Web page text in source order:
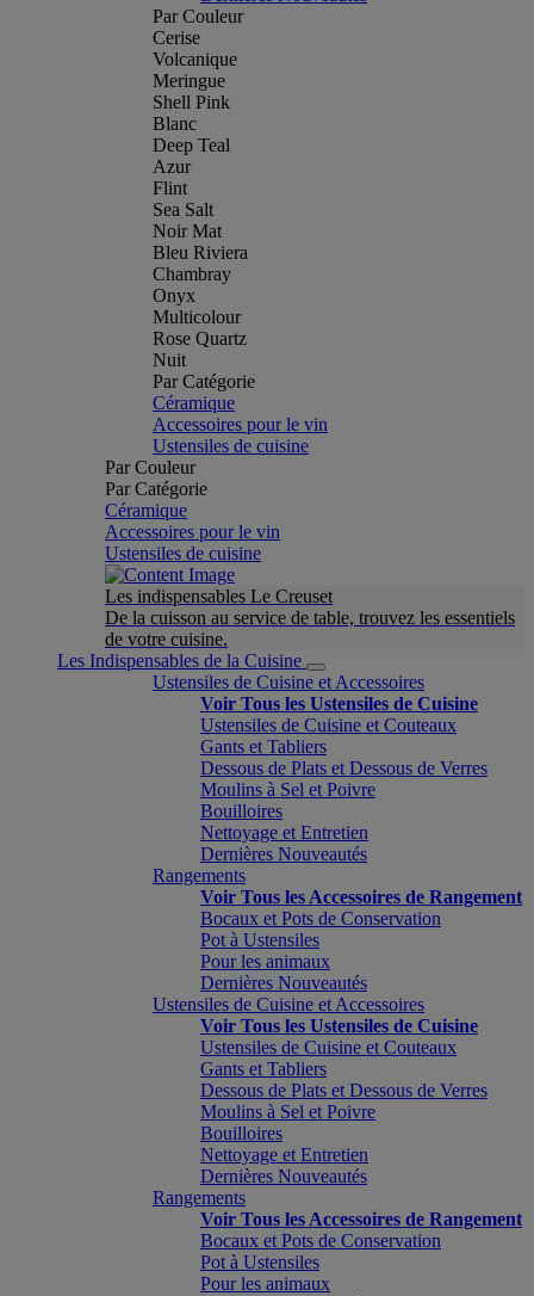
Par Couleur
Cerise
Volcanique
Meringue
Shell Pink
Blanc
Deep Teal
Azur
Flint
Sea Salt
Noir Mat
Bleu Riviera
Chambray
Onyx
Multicolour
Rose Quartz
Nuit
Par Catégorie
Céramique
Accessoires pour le vin
Ustensiles de cuisine
Par Couleur
Par Catégorie
Céramique
Accessoires pour le vin
Ustensiles de cuisine
Les indispensables Le Creuset
De la cuisson au service de table, trouvez les essentiels
de votre cuisine.
Les Indispensables de la Cuisine
Ustensiles de Cuisine et Accessoires
Voir Tous les Ustensiles de Cuisine
Ustensiles de Cuisine et Couteaux
Gants et Tabliers
Dessous de Plats et Dessous de Verres
Moulins à Sel et Poivre
Bouilloires
Nettoyage et Entretien
Dernières Nouveautés
Rangements
Voir Tous les Accessoires de Rangement
Bocaux et Pots de Conservation
Pot à Ustensiles
Pour les animaux
Dernières Nouveautés
Ustensiles de Cuisine et Accessoires
Voir Tous les Ustensiles de Cuisine
Ustensiles de Cuisine et Couteaux
Gants et Tabliers
Dessous de Plats et Dessous de Verres
Moulins à Sel et Poivre
Bouilloires
Nettoyage et Entretien
Dernières Nouveautés
Rangements
Voir Tous les Accessoires de Rangement
Bocaux et Pots de Conservation
Pot à Ustensiles
Pour les animaux